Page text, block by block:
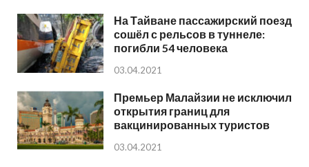
На Тайване пассажирский поезд
сошёл с рельсов в туннеле:
погибли 54 человека
03.04.2021
Премьер Малайзии не исключил
открытия границ для
вакцинированных туристов
03.04.2021